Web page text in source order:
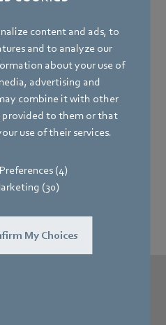
content and ads, to
and to analyze our
about your use of
advertising and
combine it with other
provided to them or that
use of their services.
Preferences (4)
(30)
My Choices
minimalen Abmessungen
zukunftssicher ins Rollen.
News)
gerne auf der